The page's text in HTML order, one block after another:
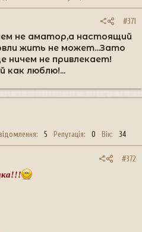
#371
не аматор,а настоящий
жить не может...Зато
ничем не привлекает!
как люблю!...
5 Репутація 0 Вік 34
#372